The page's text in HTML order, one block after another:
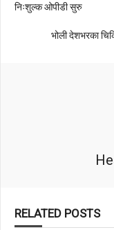
निःशुल्क ओपीडी सुरु
भोली देशभरका
RELATED POSTS